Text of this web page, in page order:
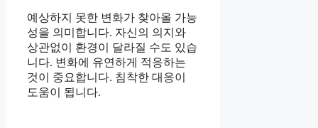
예상하지 못한 변화가 찾아올 가능
성을 의미합니다. 자신의 의지와
상관없이 환경이 달라질 수도 있습
니다. 변화에 유연하게 적응하는
것이 중요합니다. 침착한 대응이
도움이 됩니다.